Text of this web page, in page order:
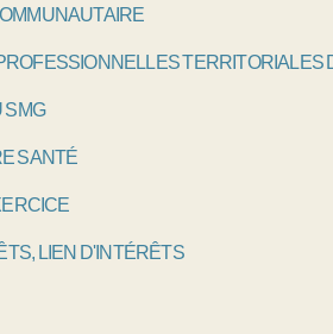
TERRITORIALES
SMG
SANTÉ
LIEN D'INTÉRÊTS